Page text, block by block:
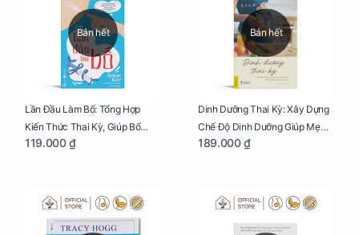
Bán hết
Lần Đầu Làm Bố: Tổng Hợp
Kiến Thức Thai Kỳ, Giúp Bố
Thấu Hiểu Hơn Về Mẹ Bầu Và
119.000 ₫
Bán hết
Dinh Dưỡng Thai Kỳ: Xây Dựng
Chế Độ Dinh Dưỡng Giúp Mẹ
Khỏe, Con Yêu Phát Triển Toàn
189.000 ₫